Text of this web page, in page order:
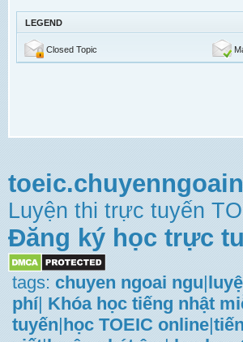
LEGEND
Closed Topic
Luyện thi trực tuyến
Đăng ký học trực
tags: chuyen ngoai ngu|
phí| Khóa học tiếng nhật
tuyến|học TOEIC online|